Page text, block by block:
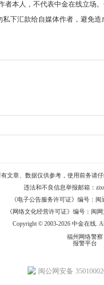
本人，不代表中金在线立场
下汇款给自媒体作者，避免
文章、数据仅供参考，使用前务请
违法和不良信息举报邮箱：
《电子公告服务许可证》编号：闽
《网络文化经营许可证》编号：闽
Copyright © 2003-2026 中金在线.
福州网络警察
报警平台
闽公网安备